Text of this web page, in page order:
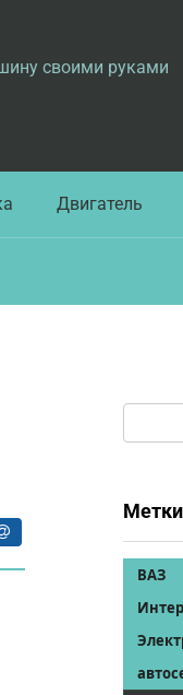
своими руками
Двигатель
Метки
ВАЗ